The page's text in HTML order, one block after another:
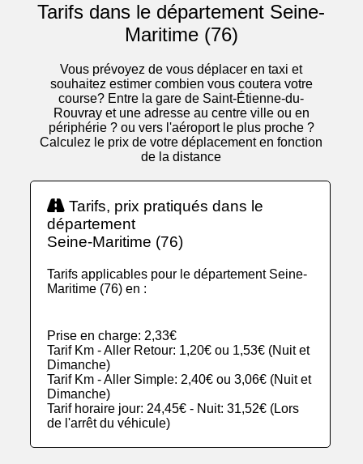
Tarifs dans le département Seine-
Maritime (76)
Vous prévoyez de vous déplacer en taxi et
souhaitez estimer combien vous coutera votre
course? Entre la gare de Saint-Étienne-du-
Rouvray et une adresse au centre ville ou en
périphérie ? ou vers l'aéroport le plus proche ?
Calculez le prix de votre déplacement en fonction
de la distance
Tarifs, prix pratiqués dans le
département
Seine-Maritime (76)
Tarifs applicables pour le département Seine-
Maritime (76) en :
Prise en charge: 2,33€
Tarif Km - Aller Retour: 1,20€ ou 1,53€ (Nuit et
Dimanche)
Tarif Km - Aller Simple: 2,40€ ou 3,06€ (Nuit et
Dimanche)
Tarif horaire jour: 24,45€ - Nuit: 31,52€ (Lors
de l'arrêt du véhicule)